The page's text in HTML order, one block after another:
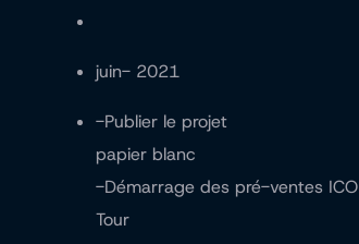
juin- 2021
-Publier le projet
papier blanc
-Démarrage des pré-ventes ICO
Tour